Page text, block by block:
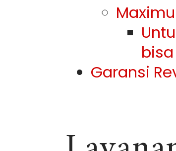
Garansi